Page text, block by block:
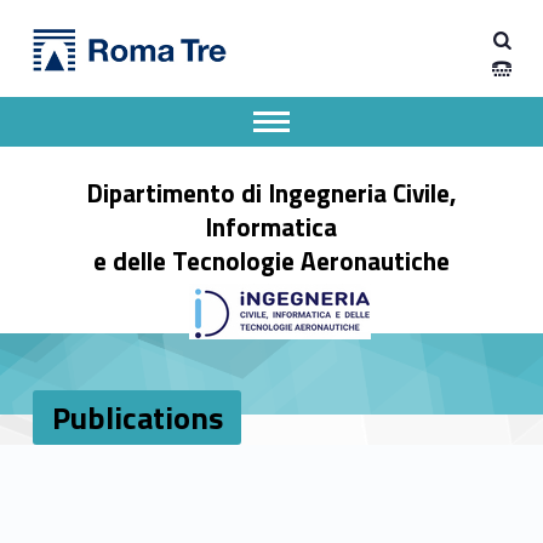
Publications - Dipartimento di Ingegneria Civile, Informatica e delle Tecnologie Aeronautiche
Dipartimento di Ingegneria Civile,
Informatica
e delle Tecnologie Aeronautiche
Apri il menu secondario
Header info sidebar
Publications